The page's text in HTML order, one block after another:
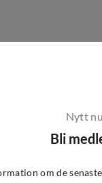
Nytt
Bli
om de